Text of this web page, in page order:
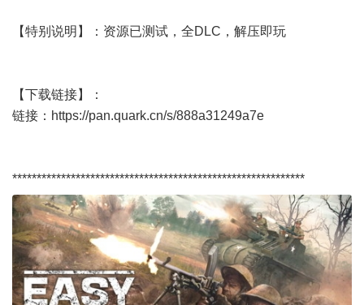
【特别说明】：资源已测试，全DLC，解压即玩
【下载链接】：
链接：https://pan.quark.cn/s/888a31249a7e
************************************************************